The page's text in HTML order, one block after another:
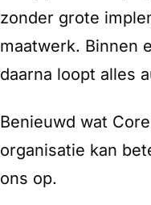
zonder grote
maatwerk. Binnen
daarna loopt alles
Benieuwd wat
organisatie kan
ons op.